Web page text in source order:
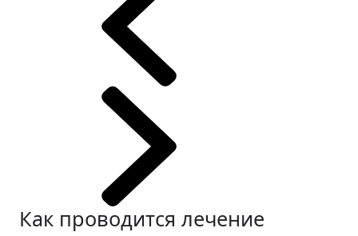
Как проводится лечение